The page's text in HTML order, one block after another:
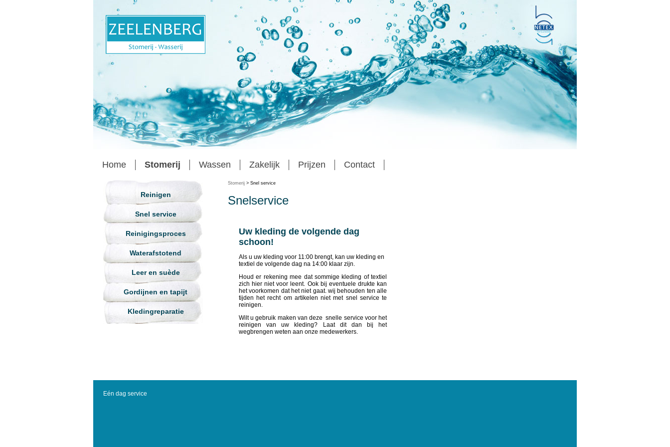
Home Stomerij Wassen Zakelijk Prijzen Contact
Reinigen
Snel service
Reinigingsproces
Waterafstotend
Leer en suède
Gordijnen en tapijt
Kledingreparatie
Stomerij > Snel service
Snelservice
Uw kleding de volgende dag
schoon!
Als u uw kleding voor 11:00 brengt, kan uw kleding en
textiel de volgende dag na 14:00 klaar zijn.
Houd er rekening mee dat sommige kleding of textiel
zich hier niet voor leent. Ook bij eventuele drukte kan
het voorkomen dat het niet gaat. wij behouden ten alle
tijden het recht om artikelen niet met snel service te
reinigen.
Wilt u gebruik maken van deze snelle service voor het
reinigen van uw kleding? Laat dit dan bij het
wegbrengen weten aan onze medewerkers.
Eén dag service